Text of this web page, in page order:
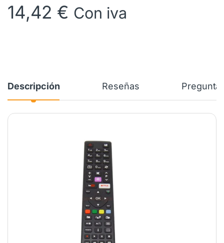
14,42 € Con iva
Descripción Reseñas